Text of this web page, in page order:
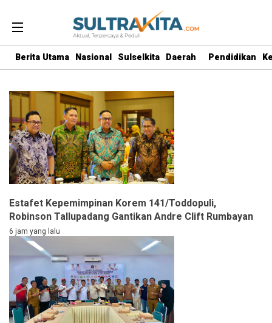
Berita Utama Nasional Sulselkita Daerah Pendidikan
Estafet Kepemimpinan Korem 141/Toddopuli,
Robinson Tallupadang Gantikan Andre Clift Rumbayan
6 jam yang lalu